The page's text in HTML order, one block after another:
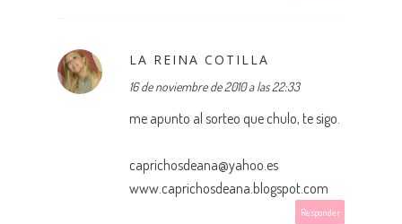
LA REINA COTILLA
16 de noviembre de 2010 a las 22:33
me apunto al sorteo que chulo, te sigo.
caprichosdeana@yahoo.es
www.caprichosdeana.blogspot.com
Responder